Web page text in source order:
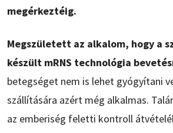
megérkeztéig.
Megszületett az alkalom, hogy a
készült mRNS technológia
betegséget nem is lehet gyógyítani
szállítására azért még alkalmas.
az emberiség feletti kontroll